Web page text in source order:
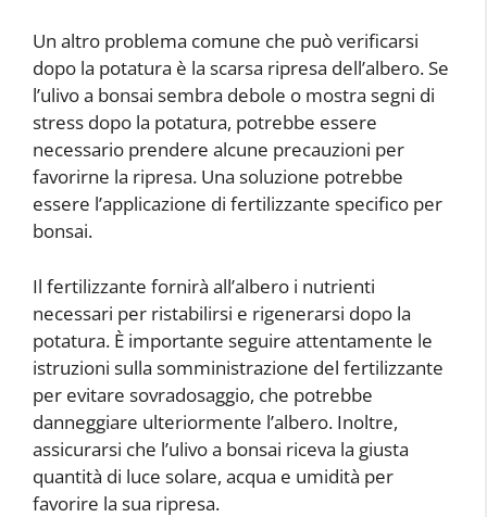
Un altro problema comune che può verificarsi
dopo la potatura è la scarsa ripresa dell’albero. Se
l’ulivo a bonsai sembra debole o mostra segni di
stress dopo la potatura, potrebbe essere
necessario prendere alcune precauzioni per
favorirne la ripresa. Una soluzione potrebbe
essere l’applicazione di fertilizzante specifico per
bonsai.
Il fertilizzante fornirà all’albero i nutrienti
necessari per ristabilirsi e rigenerarsi dopo la
potatura. È importante seguire attentamente le
istruzioni sulla somministrazione del fertilizzante
per evitare sovradosaggio, che potrebbe
danneggiare ulteriormente l’albero. Inoltre,
assicurarsi che l’ulivo a bonsai riceva la giusta
quantità di luce solare, acqua e umidità per
favorire la sua ripresa.